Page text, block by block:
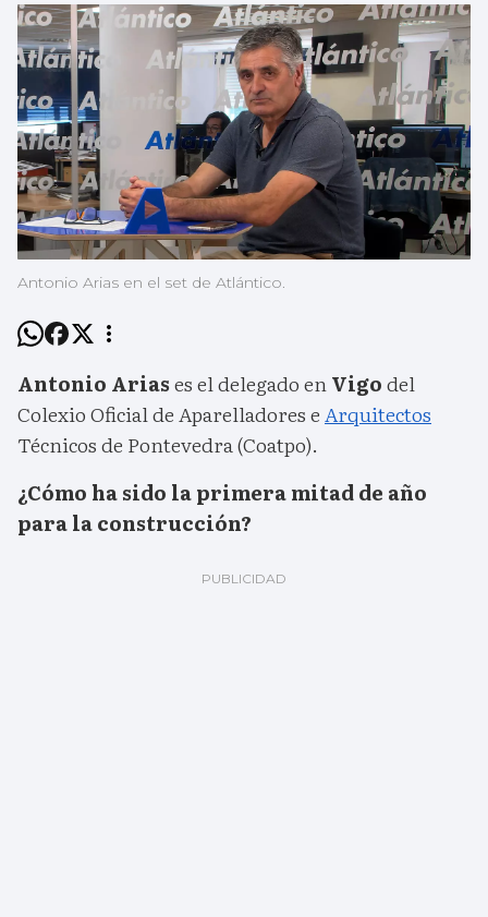
Antonio Arias en el set de Atlántico.
Antonio Ariases el delegado enVigodel
Colexio Oficial de Aparelladores eArquitectos
Técnicos de Pontevedra (Coatpo).
¿Cómo ha sido la primera mitad de año
para la construcción?